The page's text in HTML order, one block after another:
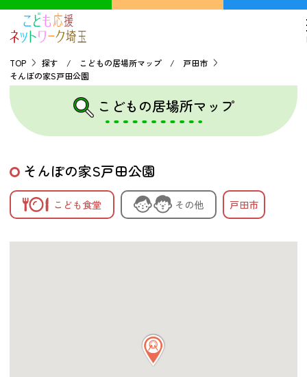
TOP
こどもの貧困について
探す
こどもの居場所マップ
TOP
探す / こどもの居場所マップ / 戸田市
そんぽの家S戸田公園
こどもの居場所マップ
そんぽの家S戸田公園
こども食堂 その他 戸田市